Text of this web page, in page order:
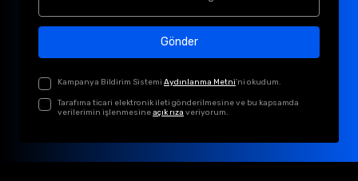
Gönder
Kampanya Bildirim Sistemi Aydınlanma Metni'ni okudum.
Tarafıma ticari elektronik ileti gönderilmesine ve bu kapsamda
verilerimin işlenmesineaçık rıza veriyorum.